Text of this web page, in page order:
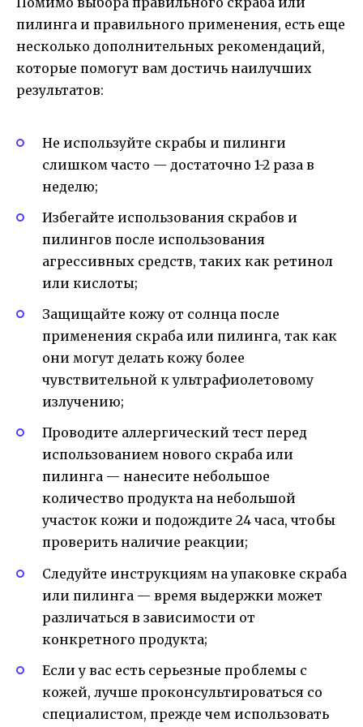
пилинга и правильного применения, есть еще
несколько дополнительных рекомендаций,
которые помогут вам достичь наилучших
результатов:
Не используйте скрабы и пилинги
слишком часто — достаточно 1-2 раза в
неделю;
Избегайте использования скрабов и
пилингов после использования
агрессивных средств, таких как ретинол
или кислоты;
Защищайте кожу от солнца после
применения скраба или пилинга, так как
они могут делать кожу более
чувствительной к ультрафиолетовому
излучению;
Проводите аллергический тест перед
использованием нового скраба или
пилинга — нанесите небольшое
количество продукта на небольшой
участок кожи и подождите 24 часа, чтобы
проверить наличие реакции;
Следуйте инструкциям на упаковке скраба
или пилинга — время выдержки может
различаться в зависимости от
конкретного продукта;
Если у вас есть серьезные проблемы с
кожей, лучше проконсультироваться со
специалистом, прежде чем использовать